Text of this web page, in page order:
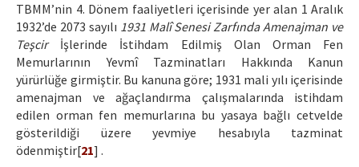
TBMM’nin 4. Dönem faaliyetleri içerisinde yer alan 1 Aralık
1932’de 2073 sayılı 1931 Malî Senesi Zarfında Amenajman ve
Teşcirİşlerinde İstihdam Edilmiş Olan Orman Fen
Memurlarının Yevmî Tazminatları Hakkında Kanun
yürürlüğe girmiştir. Bu kanuna göre; 1931 mali yılı içerisinde
amenajman ve ağaçlandırma çalışmalarında istihdam
edilen orman fen memurlarına bu yasaya bağlı cetvelde
gösterildiği üzere yevmiye hesabıyla tazminat
ödenmiştir[21] .